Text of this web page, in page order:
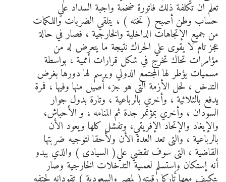
تعلم ان تكلفة ذلك فاتورة ضخمة واجبة السداد علي
حساب وطن أصبح ( تخته ) ، يتلقي الضربات واللكمات
من جميع الإتجاهات الداخلية والخارجية ، فصار في حالة
عجز تام لا يقوى علي الحراك نتيجة ما يتعرض له من
مؤامرات تحاك تخرج في شكل قرارات أممية ، بواسطة
مسميات يؤطر لها المجتمع الدولي ويرسم لها دورها بغرض
التدخل ، لحل الأزمة التى هو جزء أصيل منها وفيها ، فمرة
يدفع بالثلاثية ، وأخري بالرباعية ، وتارة بدول جوار
السودان ، وأخري بمؤتمر جدة ثم المنامه ، و الأحباش،
والإيغاد والإتحاد الإفريقي، وتفشل كلها ويعود الأن
بالرباعية ، والتى تعد العدة الأن ولأحقا لتوجيه ضربتها
القاضية ، التى سوف تقضي علي( السيادى ) والذي يبدو
أنه إستكان وإستسلم لعملية التدخلات الخارجية وصار